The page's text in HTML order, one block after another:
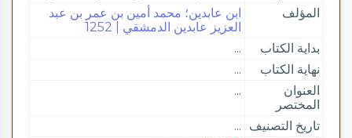
المؤلف
ابن عابدين؛ محمد أمين بن عمر بن عبد
العزيز عابدين الدمشقي | 1252
بداية الكتاب
...
نهاية الكتاب
...
العنوان
المختصر
...
تاريخ التصنيف
...